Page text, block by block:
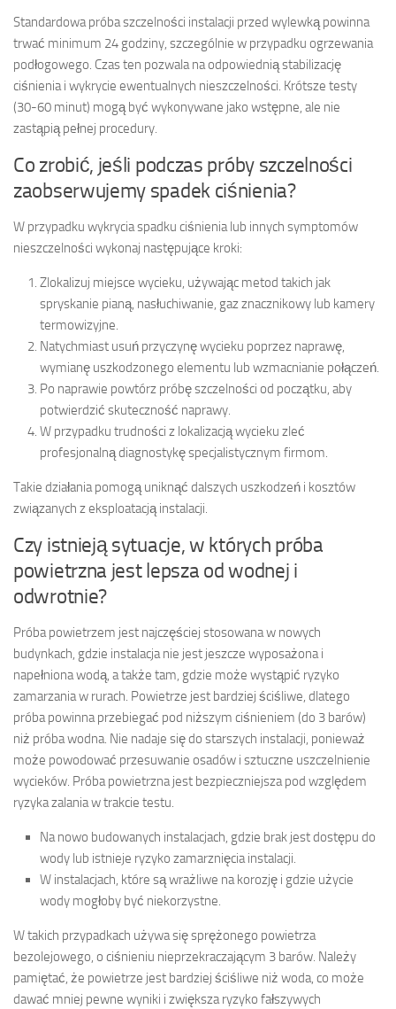
Standardowa próba szczelności instalacji przed wylewką powinna
trwać minimum 24 godziny, szczególnie w przypadku ogrzewania
podłogowego. Czas ten pozwala na odpowiednią stabilizację
ciśnienia i wykrycie ewentualnych nieszczelności. Krótsze testy
(30-60 minut) mogą być wykonywane jako wstępne, ale nie
zastąpią pełnej procedury.
Co zrobić, jeśli podczas próby szczelności
zaobserwujemy spadek ciśnienia?
W przypadku wykrycia spadku ciśnienia lub innych symptomów
nieszczelności wykonaj następujące kroki:
Zlokalizuj miejsce wycieku, używając metod takich jak
spryskanie pianą, nasłuchiwanie, gaz znacznikowy lub kamery
termowizyjne.
Natychmiast usuń przyczynę wycieku poprzez naprawę,
wymianę uszkodzonego elementu lub wzmacnianie połączeń.
Po naprawie powtórz próbę szczelności od początku, aby
potwierdzić skuteczność naprawy.
W przypadku trudności z lokalizacją wycieku zleć
profesjonalną diagnostykę specjalistycznym firmom.
Takie działania pomogą uniknąć dalszych uszkodzeń i kosztów
związanych z eksploatacją instalacji.
Czy istnieją sytuacje, w których próba
powietrzna jest lepsza od wodnej i
odwrotnie?
Próba powietrzem jest najczęściej stosowana w nowych
budynkach, gdzie instalacja nie jest jeszcze wyposażona i
napełniona wodą, a także tam, gdzie może wystąpić ryzyko
zamarzania w rurach. Powietrze jest bardziej ściśliwe, dlatego
próba powinna przebiegać pod niższym ciśnieniem (do 3 barów)
niż próba wodna. Nie nadaje się do starszych instalacji, ponieważ
może powodować przesuwanie osadów i sztuczne uszczelnienie
wycieków. Próba powietrzna jest bezpieczniejsza pod względem
ryzyka zalania w trakcie testu.
Na nowo budowanych instalacjach, gdzie brak jest dostępu do
wody lub istnieje ryzyko zamarznięcia instalacji.
W instalacjach, które są wrażliwe na korozję i gdzie użycie
wody mogłoby być niekorzystne.
W takich przypadkach używa się sprężonego powietrza
bezolejowego, o ciśnieniu nieprzekraczającym 3 barów. Należy
pamiętać, że powietrze jest bardziej ściśliwe niż woda, co może
dawać mniej pewne wyniki i zwiększa ryzyko fałszywych